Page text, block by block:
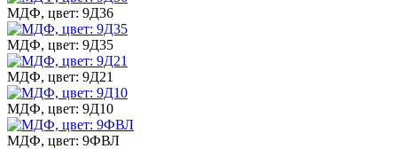
МДФ, цвет: 9Д36
МДФ, цвет: 9Д35
МДФ, цвет: 9Д21
МДФ, цвет: 9Д10
МДФ, цвет: 9ФВЛ